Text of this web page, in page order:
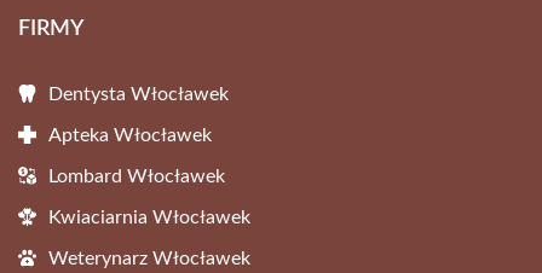
FIRMY
Dentysta Włocławek
Apteka Włocławek
Lombard Włocławek
Kwiaciarnia Włocławek
Weterynarz Włocławek